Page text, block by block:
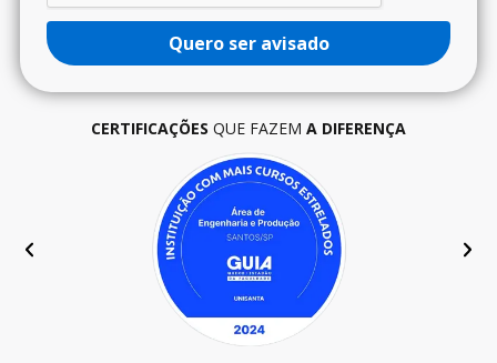
Quero ser avisado
CERTIFICAÇÕES QUE FAZEM A DIFERENÇA